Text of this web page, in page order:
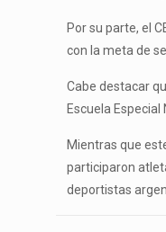
Por su parte, el
con la meta de
Cabe destacar
Escuela Especial
Mientras que
participaron
deportistas